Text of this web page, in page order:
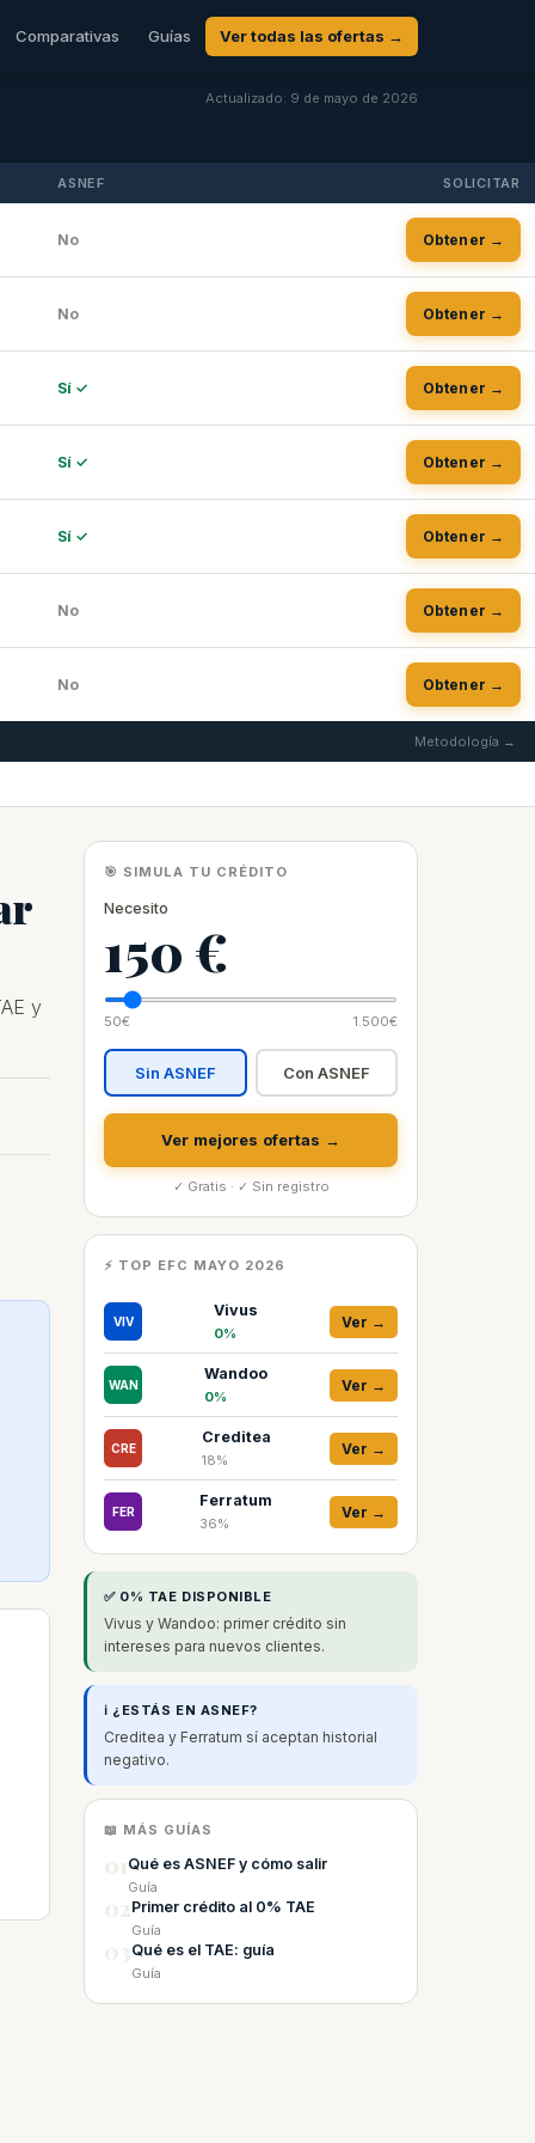
Comparativas Guías Ver todas las ofertas →
Actualizado: 9 de mayo de 2026
ASNEF SOLICITAR
No Obtener →
No Obtener →
Sí ✓ Obtener →
Sí ✓ Obtener →
Sí ✓ Obtener →
No Obtener →
No Obtener →
Metodología →
y
🎯 SIMULA TU CRÉDITO
Necesito
150 €
50€ 1.500€
Sin ASNEF Con ASNEF
Ver mejores ofertas →
✓ Gratis · ✓ Sin registro
⚡ TOP EFC MAYO 2026
VIV
Vivus
0%
Ver →
WAN
Wandoo
0%
Ver →
CRE
Creditea
18%
Ver →
FER
Ferratum
36%
Ver →
✅ 0% TAE DISPONIBLE
Vivus y Wandoo: primer crédito sin
intereses para nuevos clientes.
ℹ️ ¿ESTÁS EN ASNEF?
Creditea y Ferratum sí aceptan historial
negativo.
📖 MÁS GUÍAS
Qué es ASNEF y cómo salir
Guía
Primer crédito al 0% TAE
Guía
Qué es el TAE: guía
Guía